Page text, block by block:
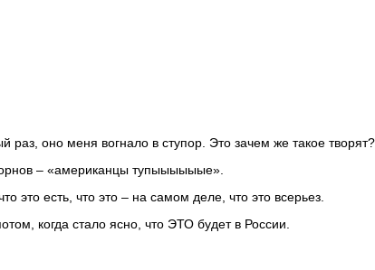
раз, оно меня вогнало в ступор. Это зачем же такое
– «американцы тупыыыыыые».
это есть, что это – на самом деле, что это всерьез.
когда стало ясно, что ЭТО будет в России.